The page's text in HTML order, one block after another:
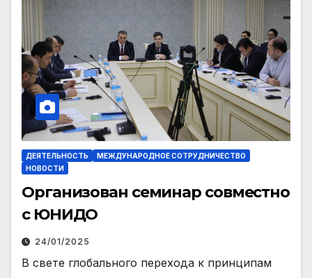
ДЕЯТЕЛЬНОСТЬ
МЕЖДУНАРОДНОЕ СОТРУДНИЧЕСТВО
НОВОСТИ
Организован семинар совместно
с ЮНИДО
24/01/2025
В свете глобального перехода к принципам